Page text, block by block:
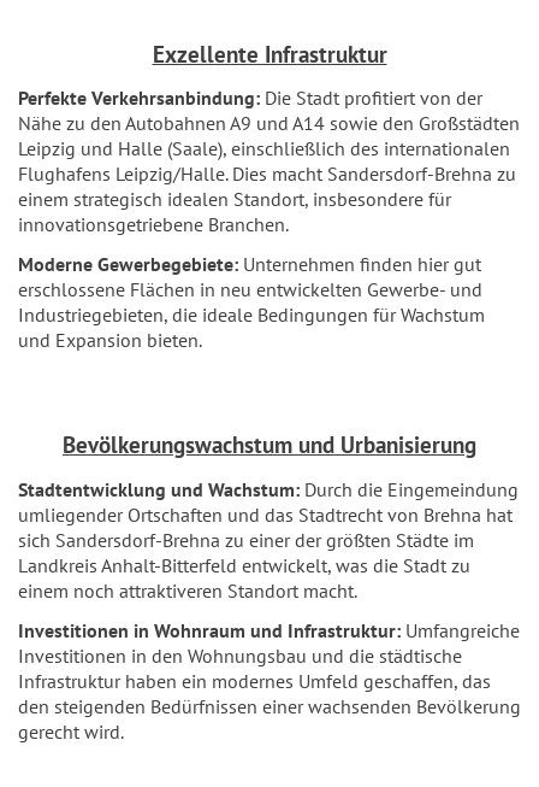
Exzellente Infrastruktur
Perfekte Verkehrsanbindung: Die Stadt profitiert von der
Nähe zu den Autobahnen A9 und A14 sowie den Großstädten
Leipzig und Halle (Saale), einschließlich des internationalen
Flughafens Leipzig/Halle. Dies macht Sandersdorf-Brehna zu
einem strategisch idealen Standort, insbesondere für
innovationsgetriebene Branchen.
Moderne Gewerbegebiete: Unternehmen finden hier gut
erschlossene Flächen in neu entwickelten Gewerbe- und
Industriegebieten, die ideale Bedingungen für Wachstum
und Expansion bieten.
Bevölkerungswachstum und Urbanisierung
Stadtentwicklung und Wachstum: Durch die Eingemeindung
umliegender Ortschaften und das Stadtrecht von Brehna hat
sich Sandersdorf-Brehna zu einer der größten Städte im
Landkreis Anhalt-Bitterfeld entwickelt, was die Stadt zu
einem noch attraktiveren Standort macht.
Investitionen in Wohnraum und Infrastruktur: Umfangreiche
Investitionen in den Wohnungsbau und die städtische
Infrastruktur haben ein modernes Umfeld geschaffen, das
den steigenden Bedürfnissen einer wachsenden Bevölkerung
gerecht wird.